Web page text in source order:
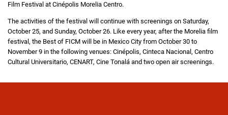
Film Festival at Cinépolis Morelia Centro.
The activities of the festival will continue with screenings on Saturday,
October 25, and Sunday, October 26. Like every year, after the Morelia film
festival, the Best of FICM will be in Mexico City from October 30 to
November 9 in the following venues: Cinépolis, Cinteca Nacional, Centro
Cultural Universitario, CENART, Cine Tonalá and two open air screenings.